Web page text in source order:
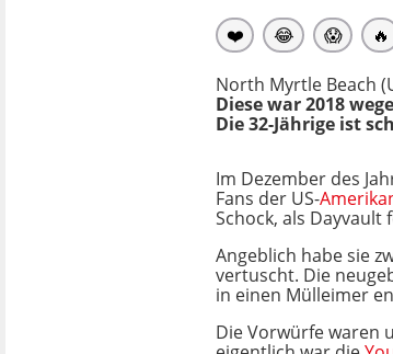
❤️ 😂 😱 🔥
North Myrtle Beach
Diese war 2018
Die 32-Jährige ist
Im Dezember des
Fans der US-
Schock, als
Angeblich habe sie
vertuscht. Die
in einen Mülleimer
Die Vorwürfe waren